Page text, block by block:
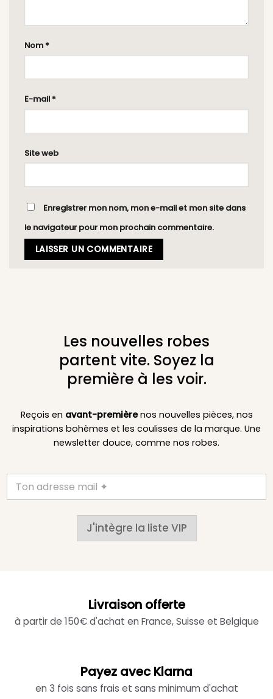
Nom *
E-mail *
Site web
Enregistrer mon nom, mon e-mail et mon site dans
le navigateur pour mon prochain commentaire.
Les nouvelles robes
partent vite. Soyez la
première à les voir.
Reçois en avant-premièrenos nouvelles pièces, nos
inspirations bohèmes et les coulisses de la marque. Une
newsletter douce, comme nos robes.
J'intègre la liste VIP
Livraison offerte
à partir de 150€ d'achat en France, Suisse et Belgique
Payez avec Klarna
en 3 fois sans frais et sans minimum d'achat